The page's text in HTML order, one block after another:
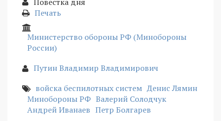
Повестка дня
Печать
Министерство обороны РФ (Минобороны
России)
Путин Владимир Владимирович
войска беспилотных систем Денис Лямин
Минобороны РФ Валерий Солодчук
Андрей Иванаев Петр Болгарев